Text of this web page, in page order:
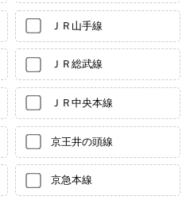
ＪＲ山手線
ＪＲ総武線
ＪＲ中央本線
京王井の頭線
京急本線